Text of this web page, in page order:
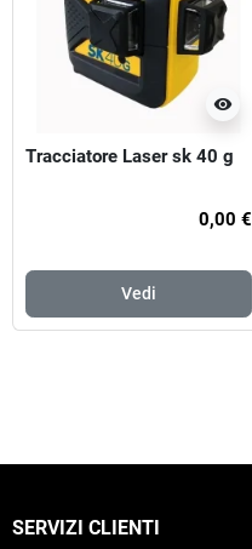
visibility
Tracciatore Laser sk 40 g
0,00 €
Vedi
SERVIZI CLIENTI